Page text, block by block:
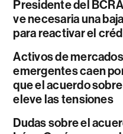
Presidente del
ve necesaria una
para reactivar el
Activos de mercados
emergentes caen
que el acuerdo
eleve las tensiones
Dudas sobre el